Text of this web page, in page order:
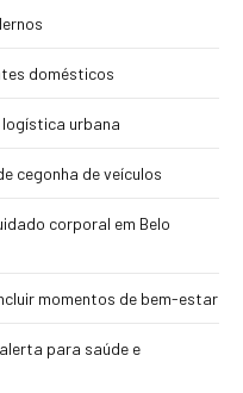
domésticos
urbana
cegonha de veículos
corporal em Belo
momentos de bem-estar
para saúde e